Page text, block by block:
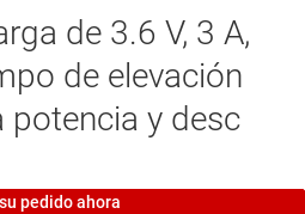
de 3.6 V, 3 A,
de elevación
potencia y desc
pedido ahora